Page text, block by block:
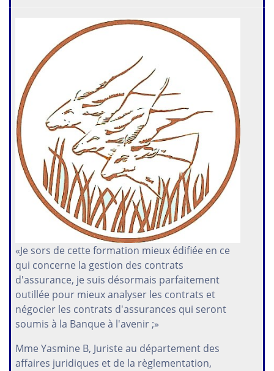
«Je sors de cette formation mieux édifiée en ce
qui concerne la gestion des contrats
d'assurance, je suis désormais parfaitement
outillée pour mieux analyser les contrats et
négocier les contrats d'assurances qui seront
soumis à la Banque à l'avenir ;»
Mme Yasmine B, Juriste au département des
affaires juridiques et de la règlementation,